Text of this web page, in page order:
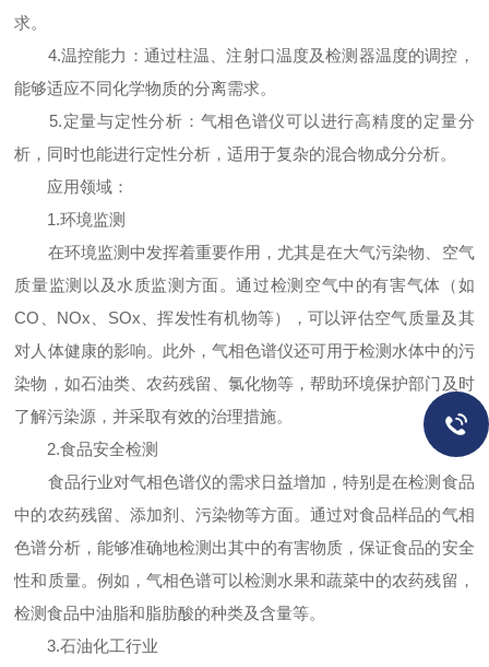
求。
4.温控能力：通过柱温、注射口温度及检测器温度的调控，
能够适应不同化学物质的分离需求。
5.定量与定性分析：气相色谱仪可以进行高精度的定量分
析，同时也能进行定性分析，适用于复杂的混合物成分分析。
应用领域：
1.环境监测
在环境监测中发挥着重要作用，尤其是在大气污染物、空气
质量监测以及水质监测方面。通过检测空气中的有害气体（如
CO、NOx、SOx、挥发性有机物等），可以评估空气质量及其
对人体健康的影响。此外，气相色谱仪还可用于检测水体中的污
染物，如石油类、农药残留、氯化物等，帮助环境保护部门及时
了解污染源，并采取有效的治理措施。
2.食品安全检测
食品行业对气相色谱仪的需求日益增加，特别是在检测食品
中的农药残留、添加剂、污染物等方面。通过对食品样品的气相
色谱分析，能够准确地检测出其中的有害物质，保证食品的安全
性和质量。例如，气相色谱可以检测水果和蔬菜中的农药残留，
检测食品中油脂和脂肪酸的种类及含量等。
3.石油化工行业